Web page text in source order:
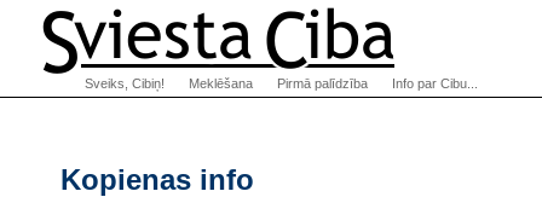
Kopienas info
Sveiks, Cibiņ! Meklēšana Pirmā palīdzība Info par Cibu...